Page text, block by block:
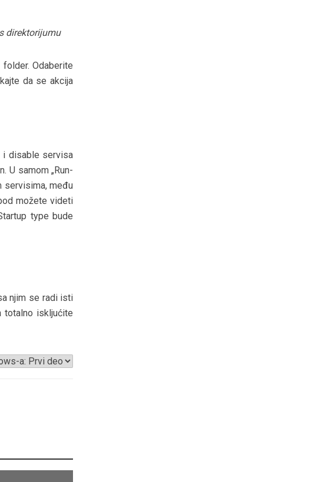
direktorijumu
Odaberite
da se akcija
i disable servisa
U samom „Run-
servisima, među
možete videti
type bude
njim se radi isti
totalno iskljućite